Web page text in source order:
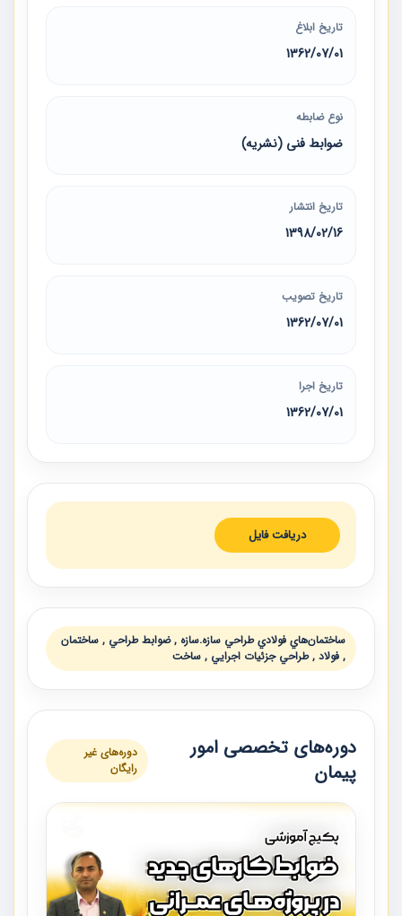
تاریخ ابلاغ
1362/07/01
نوع ضابطه
ضوابط فنی (نشریه)
تاریخ انتشار
1398/02/16
تاریخ تصویب
1362/07/01
تاریخ اجرا
1362/07/01
دریافت فایل
ساختمان‌هاي فولادي طراحي سازه.سازه , ضوابط طراحي , ساختمان
, فولاد , طراحي جزئيات اجرايي , ساخت
دوره‌های تخصصی امور
پیمان
دوره‌های غیر
رایگان